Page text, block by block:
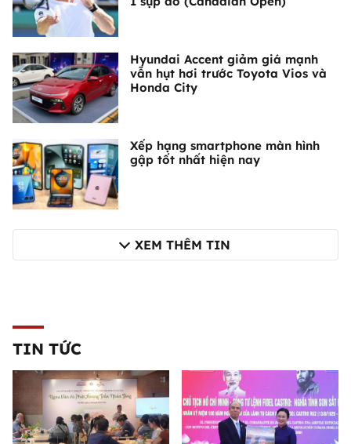
Hyundai Accent giảm giá mạnh
vẫn hụt hơi trước Toyota Vios và
Honda City
Xếp hạng smartphone màn hình
gập tốt nhất hiện nay
XEM THÊM TIN
TIN TỨC